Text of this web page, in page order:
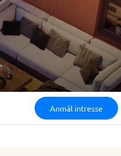
Anmäl intresse